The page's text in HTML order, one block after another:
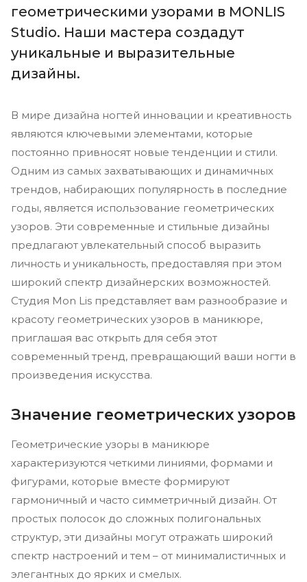
геометрическими узорами в MONLIS
Studio. Наши мастера создадут
уникальные и выразительные
дизайны.
В мире дизайна ногтей инновации и креативность
являются ключевыми элементами, которые
постоянно привносят новые тенденции и стили.
Одним из самых захватывающих и динамичных
трендов, набирающих популярность в последние
годы, является использование геометрических
узоров. Эти современные и стильные дизайны
предлагают увлекательный способ выразить
личность и уникальность, предоставляя при этом
широкий спектр дизайнерских возможностей.
Студия Mon Lis представляет вам разнообразие и
красоту геометрических узоров в маникюре,
приглашая вас открыть для себя этот
современный тренд, превращающий ваши ногти в
произведения искусства.
Значение геометрических узоров
Геометрические узоры в маникюре
характеризуются четкими линиями, формами и
фигурами, которые вместе формируют
гармоничный и часто симметричный дизайн. От
простых полосок до сложных полигональных
структур, эти дизайны могут отражать широкий
спектр настроений и тем – от минималистичных и
элегантных до ярких и смелых.